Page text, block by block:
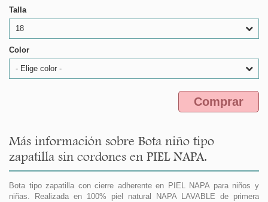
Talla
18
Color
- Elige color -
Comprar
Más información sobre Bota niño tipo
zapatilla sin cordones en PIEL NAPA.
Bota tipo zapatilla con cierre adherente en PIEL NAPA para niños y
niñas. Realizada en 100% piel natural NAPA LAVABLE de primera